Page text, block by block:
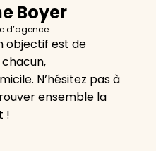
Boyer
d’agence
objectif est de
N’hésitez pas à
ensemble la
!